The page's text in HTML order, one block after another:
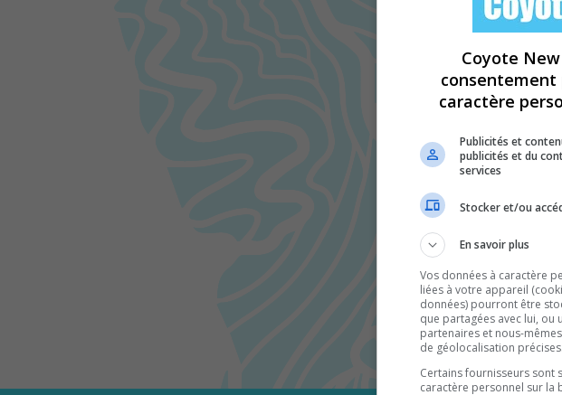
Coyote
consentement
caractère
Publicités et
publicités et du
services
Stocker et/ou
En savoir plus
Vos données à caractère
liées à votre appareil
données) pourront être
que partagées avec lui, ou
partenaires et nous-
de géolocalisation précises.
Certains fournisseurs sont
caractère personnel sur la